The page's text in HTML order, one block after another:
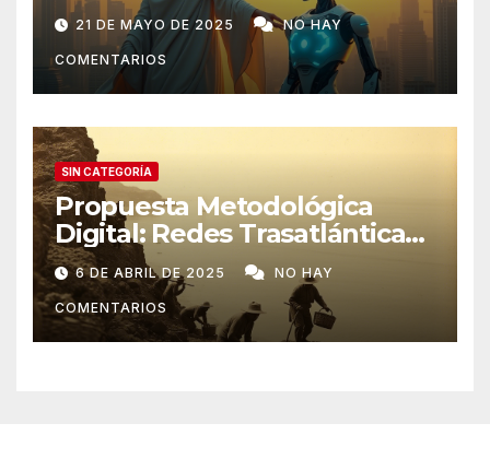
21 DE MAYO DE 2025 NO HAY
COMENTARIOS
SIN CATEGORÍA
Propuesta Metodológica
Digital: Redes Trasatlánticas
de Poder
6 DE ABRIL DE 2025 NO HAY
COMENTARIOS